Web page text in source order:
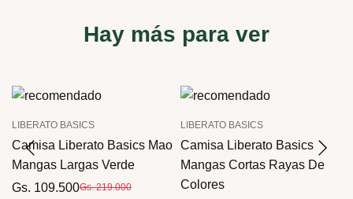
Hay más para ver
LIBERATO BASICS
Camisa Liberato Basics Mao
Mangas Largas Verde
Gs. 109.500Gs. 219.000
LIBERATO BASICS
Camisa Liberato Basics
Mangas Cortas Rayas De
Colores